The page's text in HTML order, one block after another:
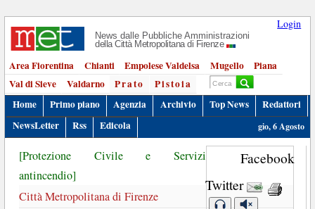
Login
News dalle Pubbliche Amministrazioni
della Città Metropolitana di Firenze
Area Fiorentina Chianti Empolese Valdelsa Mugello
Piana
Val di Sieve
Valdarno Prato
Pistoia
Home
Primo piano Agenzia Archivio Top News
Redattori
NewsLetter
Rss Edicola gio, 6 Agosto
Facebook
Twitter
[Protezione Civile e Servizi
antincendio]
Città Metropolitana di Firenze